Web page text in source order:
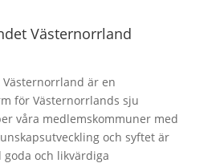
Västernorrland
är en
för Västernorrlands sju
våra medlemskommuner med
och syftet är
och likvärdiga